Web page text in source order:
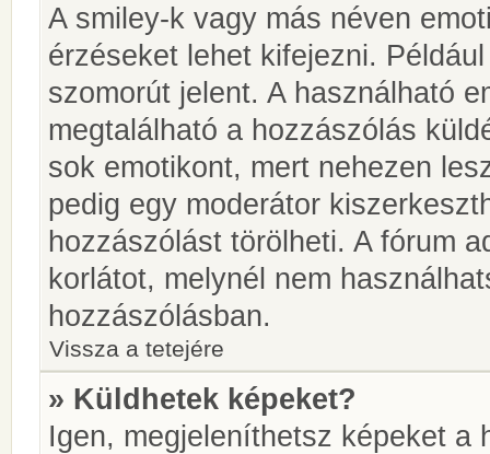
A smiley-k vagy más néven
érzéseket lehet kifejezni.
szomorút jelent. A használható
megtalálható a hozzászólás
sok emotikont, mert nehezen
pedig egy moderátor
hozzászólást törölheti. A fórum
korlátot, melynél nem
hozzászólásban.
Vissza a tetejére
» Küldhetek képeket?
Igen, megjeleníthetsz képeket a